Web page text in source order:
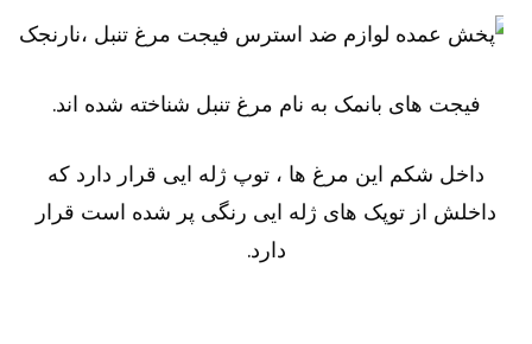
فیجت های بانمک به نام مرغ تنبل شناخته شده اند.
داخل شکم این مرغ ها ، توپ ژله ایی قرار دارد که
داخلش از توپک های ژله ایی رنگی پر شده است قرار
دارد.